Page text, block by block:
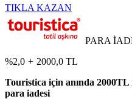
TIKLA KAZAN
PARA
%2,0 + 2000,0 TL
Touristica için anında
para iadesi